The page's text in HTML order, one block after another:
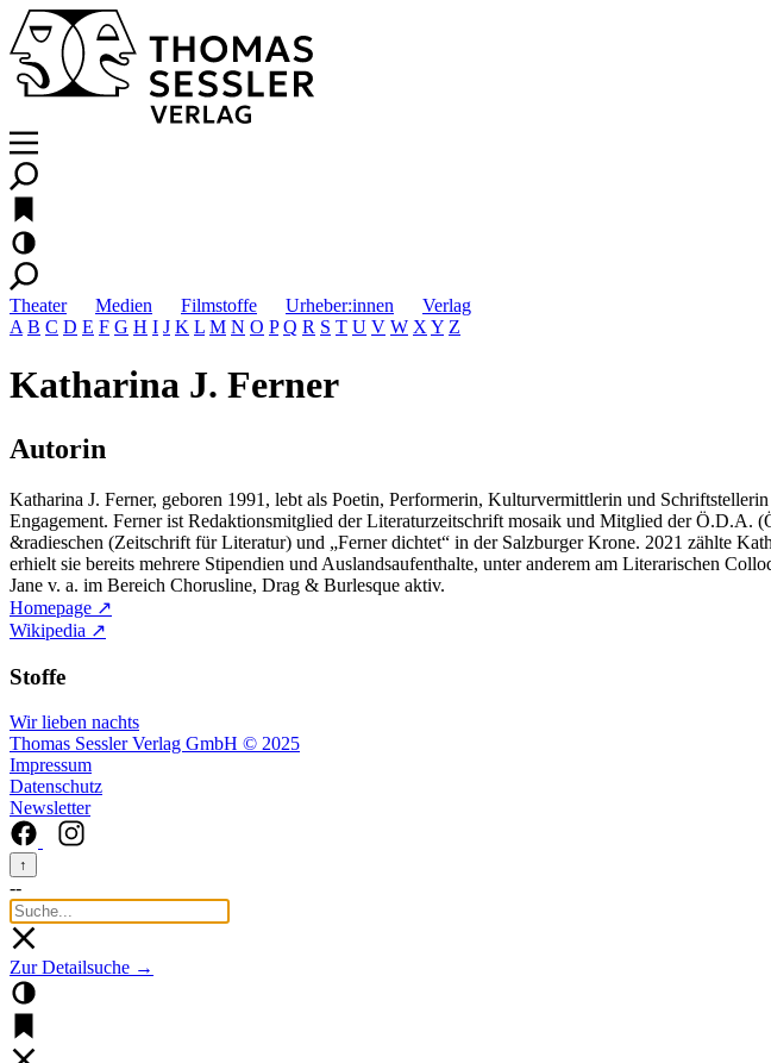
Theater Medien Filmstoffe Urheber:innen
Verlag
A B C D E F G H I J K L M N O P Q R S T U V W X Y Z
Katharina J. Ferner
Autorin
Katharina J. Ferner, geboren 1991, lebt als Poetin, Performerin, Kulturvermittlerin und
Engagement. Ferner ist Redaktionsmitglied der Literaturzeitschrift mosaik und Mitglied der
&radieschen (Zeitschrift für Literatur) und „Ferner dichtet“ in der Salzburger Krone. 2021 zählte
erhielt sie bereits mehrere Stipendien und Auslandsaufenthalte, unter anderem am Literarischen
Jane v. a. im Bereich Chorusline, Drag & Burlesque aktiv.
Homepage ↗
Wikipedia ↗
Stoffe
Wir lieben nachts
Thomas Sessler Verlag GmbH © 2025
Impressum
Datenschutz
Newsletter
↑
--
Zur Detailsuche →